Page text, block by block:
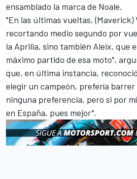
ensamblado la marca de Noale.
"En las últimas vueltas, (Maverick)
recortando medio segundo por
la Aprilia, sino también Aleix, que
máximo partido de esa moto",
que, en última instancia,
elegir un campeón, prefería barrer
ninguna preferencia, pero si por
en España, pues mejor".